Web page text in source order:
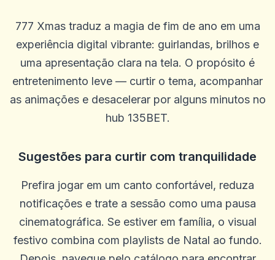
777 Xmas traduz a magia de fim de ano em uma
experiência digital vibrante: guirlandas, brilhos e
uma apresentação clara na tela. O propósito é
entretenimento leve — curtir o tema, acompanhar
as animações e desacelerar por alguns minutos no
hub 135BET.
Sugestões para curtir com tranquilidade
Prefira jogar em um canto confortável, reduza
notificações e trate a sessão como uma pausa
cinematográfica. Se estiver em família, o visual
festivo combina com playlists de Natal ao fundo.
Betus. Tem sido um livro de esportes muito bom e tem bons jogos
0
B
2025-10-15 07:14:11
uauoooo!!!
É incrível, ganhe muito dinheiro
S
Steffen R.
2025-10-01 07:09:57
Só posso recomendar que não há problemas e o dinheiro é pago em
um dia em um dia
0 0